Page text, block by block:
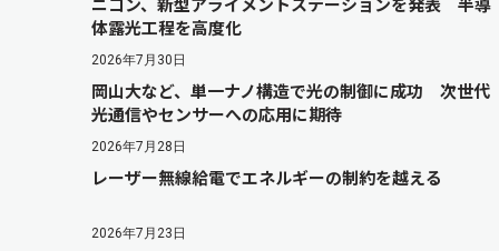
体露光工程を高度化
2026年7月30日
岡山大など、単一ナノ構造で光の制御に成功 次世代
光通信やセンサーへの応用に期待
2026年7月28日
レーザー無線給電でエネルギーの制約を越える
2026年7月23日